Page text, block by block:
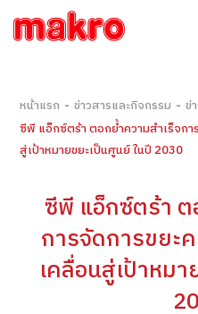
หน้าแรก - ข่าวสารและกิจกรรม - ข่
ซีพี แอ็กซ์ตร้า ตอกย้ำความสำเร็จก
สู่เป้าหมายขยะเป็นศูนย์ ในปี 2030
ซีพี แอ็กซ์ตร้า ต
การจัดการขยะ
เคลื่อนสู่เป้าหม